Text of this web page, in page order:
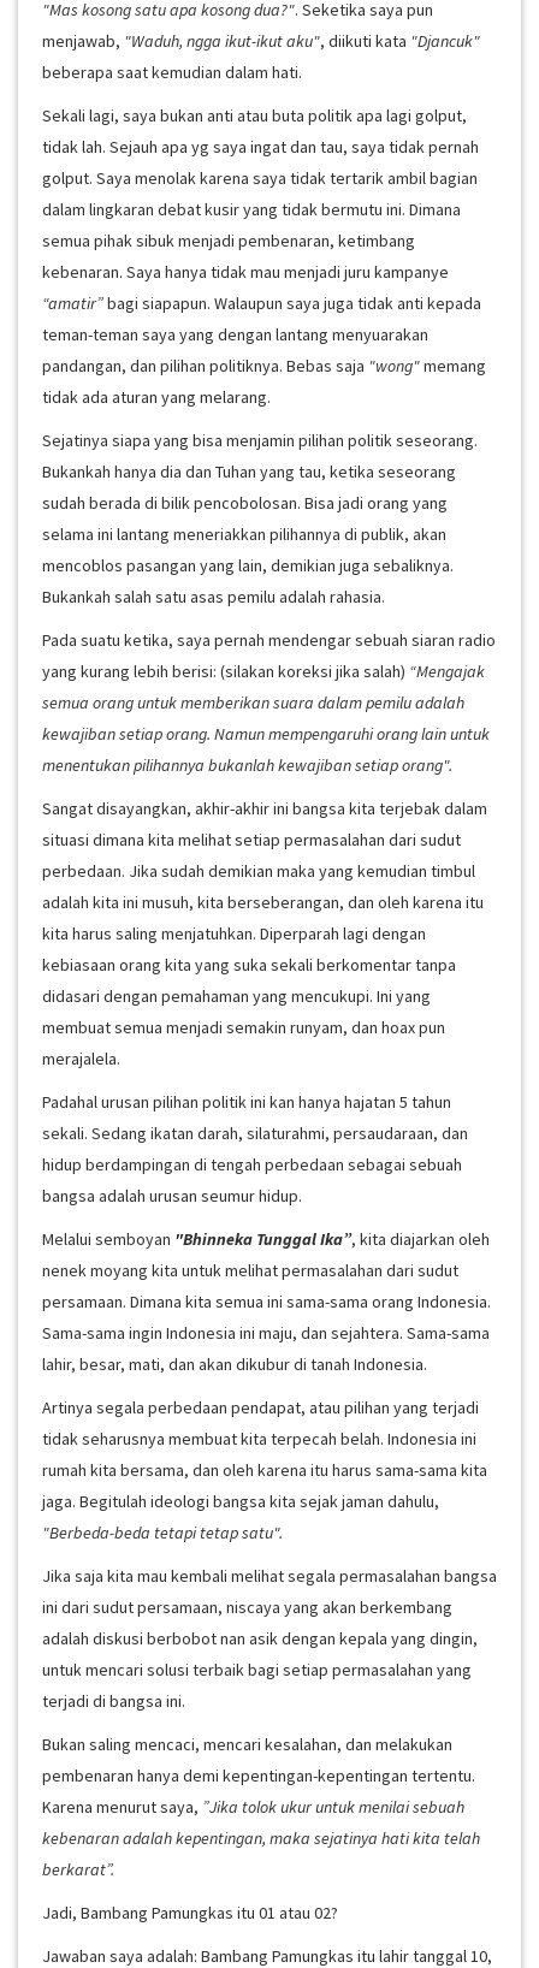
"Mas kosong satu apa kosong dua?". Seketika saya pun
menjawab, "Waduh, ngga ikut-ikut aku", diikuti kata "Djancuk"
beberapa saat kemudian dalam hati.
Sekali lagi, saya bukan anti atau buta politik apa lagi golput,
tidak lah. Sejauh apa yg saya ingat dan tau, saya tidak pernah
golput. Saya menolak karena saya tidak tertarik ambil bagian
dalam lingkaran debat kusir yang tidak bermutu ini. Dimana
semua pihak sibuk menjadi pembenaran, ketimbang
kebenaran. Saya hanya tidak mau menjadi juru kampanye
“amatir”bagi siapapun. Walaupun saya juga tidak anti kepada
teman-teman saya yang dengan lantang menyuarakan
pandangan, dan pilihan politiknya. Bebas saja "wong"memang
tidak ada aturan yang melarang.
Sejatinya siapa yang bisa menjamin pilihan politik seseorang.
Bukankah hanya dia dan Tuhan yang tau, ketika seseorang
sudah berada di bilik pencobolosan. Bisa jadi orang yang
selama ini lantang meneriakkan pilihannya di publik, akan
mencoblos pasangan yang lain, demikian juga sebaliknya.
Bukankah salah satu asas pemilu adalah rahasia.
Pada suatu ketika, saya pernah mendengar sebuah siaran radio
yang kurang lebih berisi: (silakan koreksi jika salah) “Mengajak
semua orang untuk memberikan suara dalam pemilu adalah
kewajiban setiap orang. Namun mempengaruhi orang lain untuk
menentukan pilihannya bukanlah kewajiban setiap orang".
Sangat disayangkan, akhir-akhir ini bangsa kita terjebak dalam
situasi dimana kita melihat setiap permasalahan dari sudut
perbedaan. Jika sudah demikian maka yang kemudian timbul
adalah kita ini musuh, kita berseberangan, dan oleh karena itu
kita harus saling menjatuhkan. Diperparah lagi dengan
kebiasaan orang kita yang suka sekali berkomentar tanpa
didasari dengan pemahaman yang mencukupi. Ini yang
membuat semua menjadi semakin runyam, dan hoax pun
merajalela.
Padahal urusan pilihan politik ini kan hanya hajatan 5 tahun
sekali. Sedang ikatan darah, silaturahmi, persaudaraan, dan
hidup berdampingan di tengah perbedaan sebagai sebuah
bangsa adalah urusan seumur hidup.
Melalui semboyan "Bhinneka Tunggal Ika”, kita diajarkan oleh
nenek moyang kita untuk melihat permasalahan dari sudut
persamaan. Dimana kita semua ini sama-sama orang Indonesia.
Sama-sama ingin Indonesia ini maju, dan sejahtera. Sama-sama
lahir, besar, mati, dan akan dikubur di tanah Indonesia.
Artinya segala perbedaan pendapat, atau pilihan yang terjadi
tidak seharusnya membuat kita terpecah belah. Indonesia ini
rumah kita bersama, dan oleh karena itu harus sama-sama kita
jaga. Begitulah ideologi bangsa kita sejak jaman dahulu,
"Berbeda-beda tetapi tetap satu".
Jika saja kita mau kembali melihat segala permasalahan bangsa
ini dari sudut persamaan, niscaya yang akan berkembang
adalah diskusi berbobot nan asik dengan kepala yang dingin,
untuk mencari solusi terbaik bagi setiap permasalahan yang
terjadi di bangsa ini.
Bukan saling mencaci, mencari kesalahan, dan melakukan
pembenaran hanya demi kepentingan-kepentingan tertentu.
Karena menurut saya, ”Jika tolok ukur untuk menilai sebuah
kebenaran adalah kepentingan, maka sejatinya hati kita telah
berkarat”.
Jadi, Bambang Pamungkas itu 01 atau 02?
Jawaban saya adalah: Bambang Pamungkas itu lahir tanggal 10,